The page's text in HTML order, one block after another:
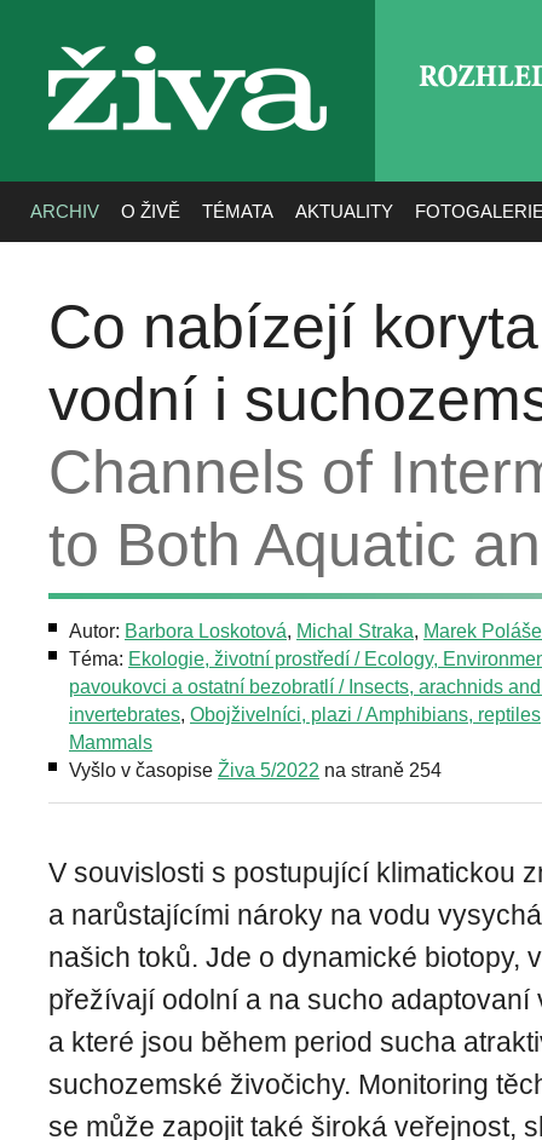
živa
ARCHIV O ŽIVĚ TÉMATA AKTUALITY
Co nabízejí
vodní i
Channels of
to Both Aquatic
Autor: Barbora Loskotová, Michal Straka, Marek
Téma: Ekologie, životní prostředí / Ecology,
pavoukovci a ostatní bezobratlí / Insects, arachnids
invertebrates, Obojživelníci, plazi / Amphibians, reptiles
Mammals
Vyšlo v časopise Živa 5/2022 na straně 254
V souvislosti s postupující klimatickou
a narůstajícími nároky na vodu
našich toků. Jde o dynamické biotopy,
přežívají odolní a na sucho adaptovaní
a které jsou během period sucha
suchozemské živočichy. Monitoring
se může zapojit také široká veřejnost,